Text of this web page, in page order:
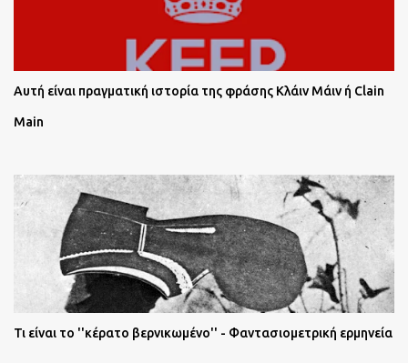
Αυτή είναι πραγματική ιστορία της φράσης Κλάιν Μάιν ή Clain
Main
Τι είναι το ''κέρατο βερνικωμένο'' - Φαντασιομετρική ερμηνεία